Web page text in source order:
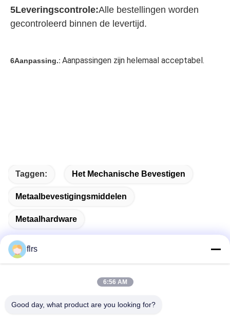
5Leveringscontrole:Alle bestellingen worden
gecontroleerd binnen de levertijd.
6Aanpassing.: Aanpassingen zijn helemaal acceptabel.
Taggen: Het Mechanische Bevestigen
Metaalbevestigingsmiddelen
Metaalhardware
Adres
flrs
6:56 AM
Good day, what product are you looking for?